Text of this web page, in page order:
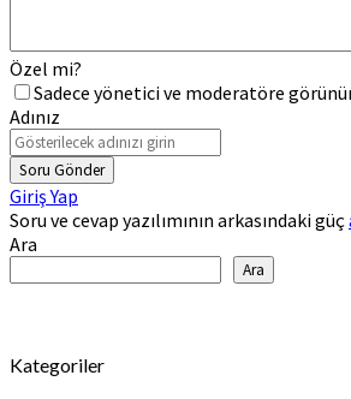
Özel mi?
Sadece yönetici ve moderatöre
Adınız
Soru Gönder
Giriş Yap
Soru ve cevap yazılımının arkasındaki güç
Ara
Ara
Kategoriler